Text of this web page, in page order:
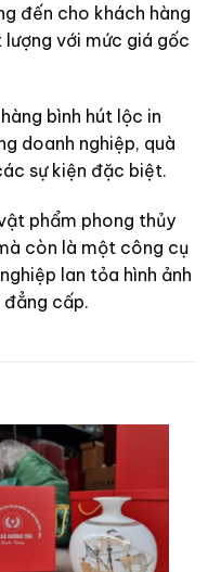
đến cho khách hàng
với mức giá gốc
bình hút lộc in
doanh nghiệp, quà
sự kiện đặc biệt.
phẩm phong thủy
còn là một công cụ
lan tỏa hình ảnh
cấp.